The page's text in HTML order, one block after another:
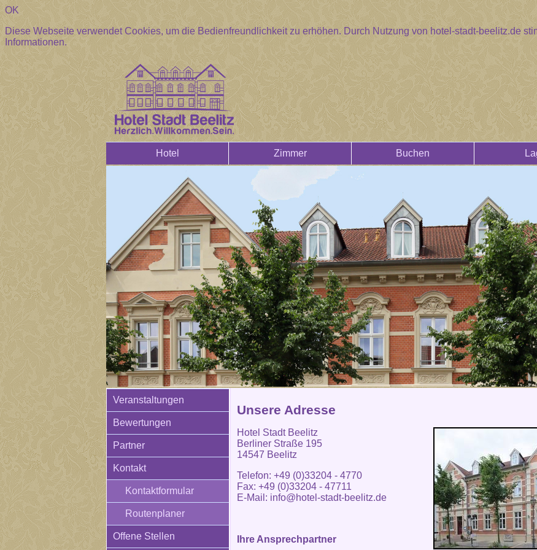
OK
Diese Webseite verwendet Cookies, um die Bedienfreundlichkeit zu erhöhen. Durch Nutzung von hotel-stadt-beelitz.de
Informationen.
Hotel Zimmer Buchen
Veranstaltungen
Bewertungen
Partner
Kontakt
Kontaktformular
Routenplaner
Offene Stellen
Unsere Adresse
Hotel Stadt Beelitz
Berliner Straße 195
14547 Beelitz
Telefon: +49 (0)33204 - 4770
Fax: +49 (0)33204 - 47711
E-Mail: info@hotel-stadt-beelitz.de
Ihre Ansprechpartner